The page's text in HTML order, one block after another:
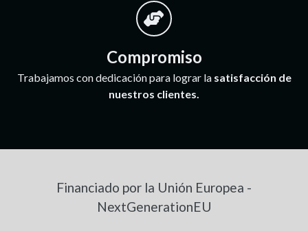
Compromiso
Trabajamos con dedicación para lograr la satisfacción de
nuestros clientes.
Financiado por la Unión Europea -
NextGenerationEU